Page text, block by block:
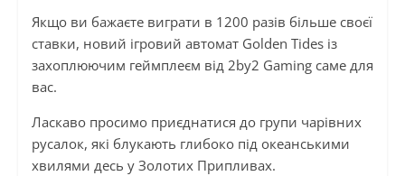
Якщо ви бажаєте виграти в 1200 разів більше своєї
ставки, новий ігровий автомат Golden Tides із
захоплюючим геймплеєм від 2by2 Gaming саме для
вас.
Ласкаво просимо приєднатися до групи чарівних
русалок, які блукають глибоко під океанськими
хвилями десь у Золотих Припливах.